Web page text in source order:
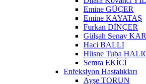
Emine GÜÇER
Emine KAYATAŞ
Furkan DİNÇER
Gülşah Şenay
Haci BALLI
Hüsne Tuba
Semra EKİCİ
Enfeksiyon Hastalıkları
Ayşe TORUN